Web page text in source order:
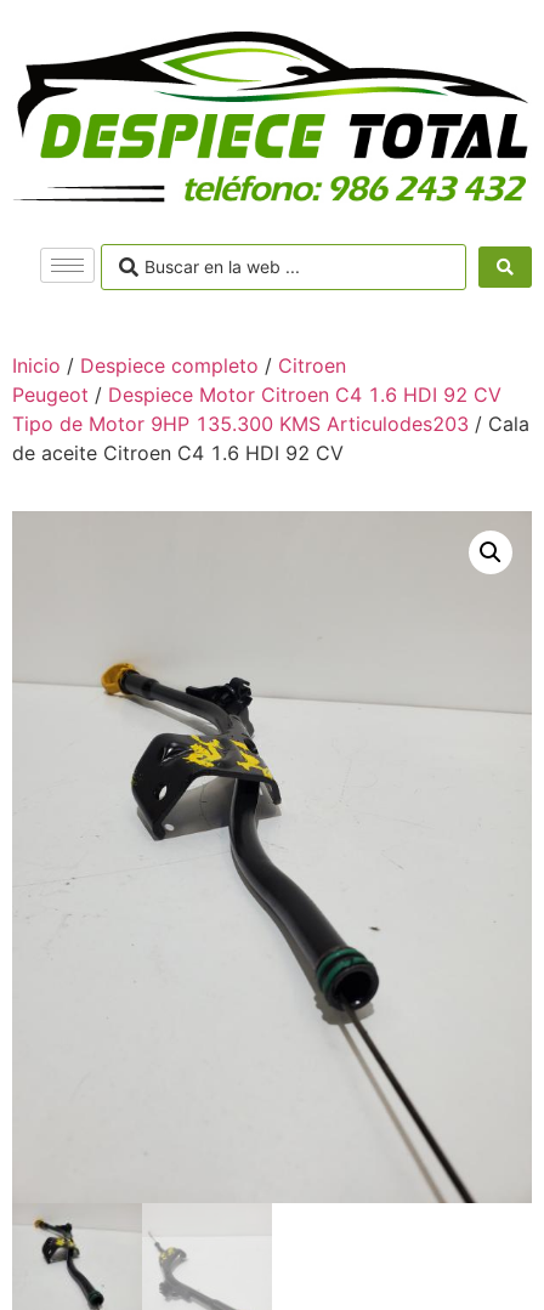
Inicio / Despiece completo / Citroen
Peugeot / Despiece Motor Citroen C4 1.6 HDI 92 CV
Tipo de Motor 9HP 135.300 KMS Articulodes203 / Cala
de aceite Citroen C4 1.6 HDI 92 CV